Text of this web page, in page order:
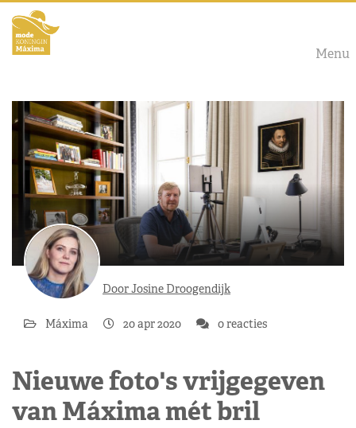
Menu
Door Josine Droogendijk
Máxima 20 apr 2020 0 reacties
Nieuwe foto's vrijgegeven
van Máxima mét bril